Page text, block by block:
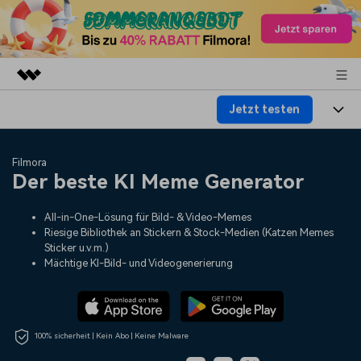
Dienstprogramme
Überblick
Über uns
Presseraum
Jetzt testen
Plattformen
Funktionen
Assets
KI
Video/Foto
Audio
Lösungen
Soziale Medien
Marketing & Business
Lifestyle & Spaß
Ressourcen
Video-Prompts
Beherrschen Sie
Hilfe-Center
Erste Schritte
Filmora
Der beste KI Meme Generator
All-in-One-Lösung für Bild- & Video-Memes
Riesige Bibliothek an Stickern & Stock-Medien (Katzen Memes
Sticker u.v.m.)
Mächtige KI-Bild- und Videogenerierung
100% sicherheit | Kein Abo | Keine Malware